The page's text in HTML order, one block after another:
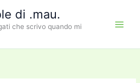
di .mau.
che scrivo quando mi